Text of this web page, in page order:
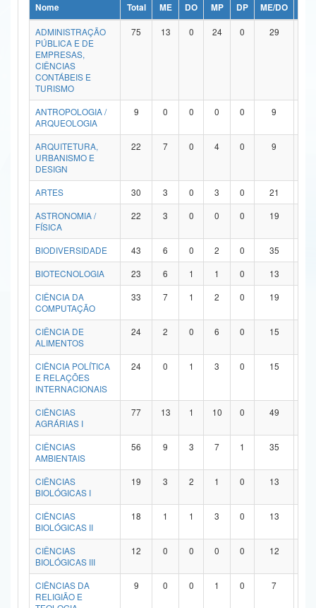
Ministério da Ciência, Tecnologia, Inovações e Comunicações
Ministério do Meio Ambiente
Ministério do Turismo
Ministério do Desenvolvimento Regional
Controladoria-Geral da União
Ministério da Mulher, da Família e dos Direitos Humanos
Secretaria de Governo
Advocacia-Geral da União
Banco Central do Brasil
Nome Total ME DO MP DP ME/DO
ADMINISTRAÇÃO
PÚBLICA E DE
EMPRESAS,
CIÊNCIAS
CONTÁBEIS E
TURISMO
75 13 0 24 0 29
ANTROPOLOGIA /
ARQUEOLOGIA
9 0 0 0 0 9
ARQUITETURA,
URBANISMO E
DESIGN
22 7 0 4 0 9
ARTES 30 3 0 3 0 21
ASTRONOMIA /
FÍSICA
22 3 0 0 0 19
BIODIVERSIDADE 43 6 0 2 0 35
BIOTECNOLOGIA
23 6 1 1 0 13
CIÊNCIA DA
COMPUTAÇÃO
33 7 1 2 0 19
CIÊNCIA DE
ALIMENTOS
24 2 0 6 0 15
CIÊNCIA POLÍTICA
E RELAÇÕES
INTERNACIONAIS
24 0 1 3 0 15
CIÊNCIAS
AGRÁRIAS I
77 13 1 10 0 49
CIÊNCIAS
AMBIENTAIS
56 9 3 7 1 35
CIÊNCIAS
BIOLÓGICAS I
19 3 2 1 0 13
CIÊNCIAS
BIOLÓGICAS II
18 1 1 3 0 13
CIÊNCIAS
BIOLÓGICAS III
12 0 0 0 0 12
CIÊNCIAS DA
RELIGIÃO E
9 0 0 1 0 7